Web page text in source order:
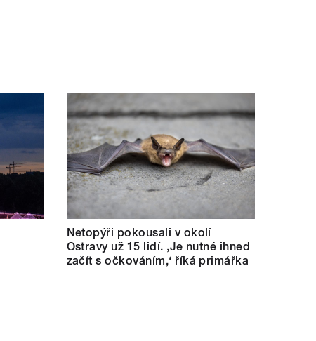
Netopýři pokousali v okolí
Ostravy už 15 lidí. ‚Je nutné ihned
začít s očkováním,‘ říká primářka